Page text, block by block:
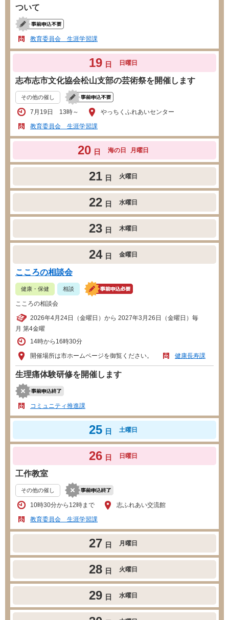
ついて
教育委員会 生涯学習課
19 日 日曜日
志布志市文化協会松山支部の芸術祭を開催します
その他の催し
7月19日 13時～
やっちくふれあいセンター
教育委員会 生涯学習課
20 日 海の日 月曜日
21 日 火曜日
22 日 水曜日
23 日 木曜日
24 日 金曜日
こころの相談会
健康・保健 相談
こころの相談会
2026年4月24日（金曜日）から 2027年3月26日（金曜日）毎
月 第4金曜
14時から16時30分
開催場所は市ホームページを御覧ください。
健康長寿課
生理痛体験研修を開催します
コミュニティ推進課
25 日 土曜日
26 日 日曜日
工作教室
その他の催し
10時30分から12時まで
志ふれあい交流館
教育委員会 生涯学習課
27 日 月曜日
28 日 火曜日
29 日 水曜日